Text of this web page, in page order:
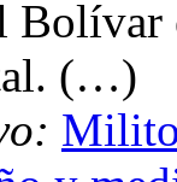
Bolívar
(…)